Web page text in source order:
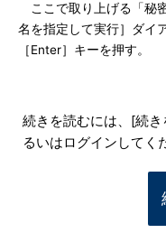
ここで取り上げる「秘
名を指定して実行］ダイ
［Enter］キーを押す。
続きを読むには、[続
るいはログインしてく